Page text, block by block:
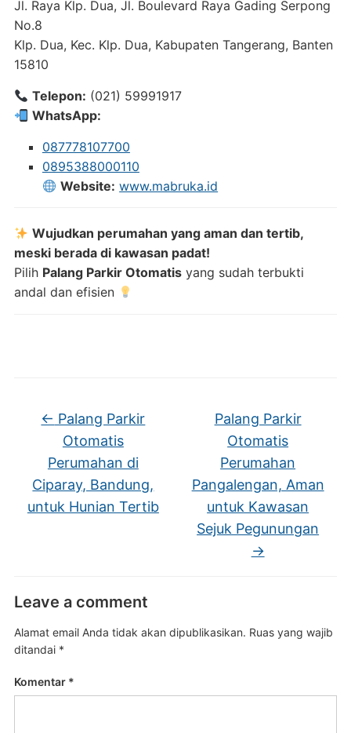
Jl. Raya Klp. Dua, Jl. Boulevard Raya Gading Serpong
No.8
Klp. Dua, Kec. Klp. Dua, Kabupaten Tangerang, Banten
15810
Telepon: (021) 59991917
WhatsApp:
087778107700
0895388000110
Website: www.mabruka.id
Wujudkan perumahan yang aman dan tertib,
meski berada di kawasan padat!
Pilih Palang Parkir Otomatisyang sudah terbukti
andal dan efisien
← Palang Parkir
Otomatis
Perumahan di
Ciparay, Bandung,
untuk Hunian Tertib
Palang Parkir
Otomatis
Perumahan
Pangalengan, Aman
untuk Kawasan
Sejuk Pegunungan
→
Leave a comment
Alamat email Anda tidak akan dipublikasikan. Ruas yang wajib
ditandai *
Komentar *